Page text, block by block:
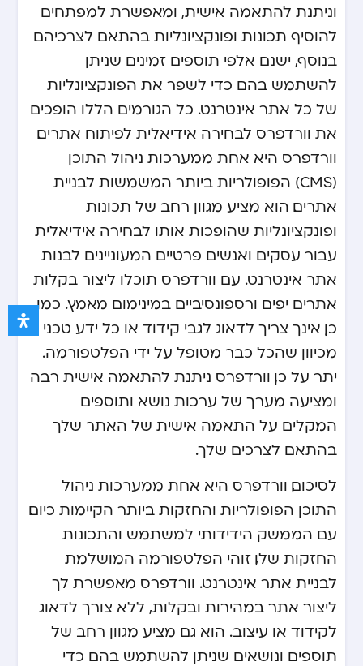
וניתנת להתאמה אישית, ומאפשרת למפתחים
להוסיף תכונות ופונקציונליות בהתאם לצרכיהם.
בנוסף, ישנם אלפי תוספים זמינים שניתן
להשתמש בהם כדי לשפר את הפונקציונליות
של כל אתר אינטרנט. כל הגורמים הללו הופכים
את וורדפרס לבחירה אידיאלית לפיתוח אתרים.
וורדפרס היא אחת ממערכות ניהול התוכן
(CMS) הפופולריות ביותר המשמשות לבניית
אתרים. הוא מציע מגוון רחב של תכונות
ופונקציונליות שהופכות אותו לבחירה אידיאלית
עבור עסקים ואנשים פרטיים המעוניינים לבנות
אתר אינטרנט. עם וורדפרס תוכלו ליצור בקלות
אתרים יפים ורספונסיביים במינימום מאמץ. כמו
כן, אינך צריך לדאוג לגבי קידוד או כל ידע טכני
מכיוון שהכל כבר מטופל על ידי הפלטפורמה.
יתר על כן, וורדפרס ניתנת להתאמה אישית רבה
ומציעה מערך של ערכות נושא ותוספים
המקלים על התאמה אישית של האתר שלך
בהתאם לצרכים שלך.
לסיכום, וורדפרס היא אחת ממערכות ניהול
התוכן הפופולריות והחזקות ביותר הקיימות כיום.
עם הממשק הידידותי למשתמש והתכונות
החזקות שלו, זוהי הפלטפורמה המושלמת
לבניית אתר אינטרנט. וורדפרס מאפשרת לך
ליצור אתר במהירות ובקלות, ללא צורך לדאוג
לקידוד או עיצוב. הוא גם מציע מגוון רחב של
תוספים ונושאים שניתן להשתמש בהם כדי